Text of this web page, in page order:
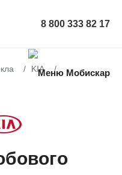
8 800 333 82 17
KIA